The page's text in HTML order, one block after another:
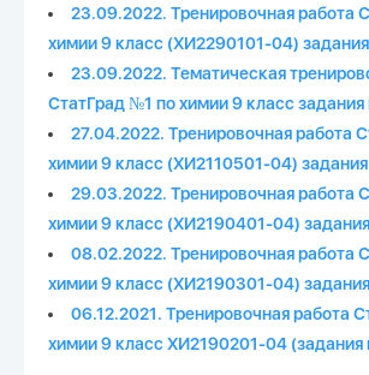
23.09.2022. Тренировочная работа
химии 9 класс (ХИ2290101-04)
23.09.2022. Тематическая
СтатГрад №1 по химии 9 класс задания
27.04.2022. Тренировочная работа
химии 9 класс (ХИ2110501-04)
29.03.2022. Тренировочная работа
химии 9 класс (ХИ2190401-04)
08.02.2022. Тренировочная работа
химии 9 класс (ХИ2190301-04)
06.12.2021. Тренировочная работа
химии 9 класс ХИ2190201-04 (задания